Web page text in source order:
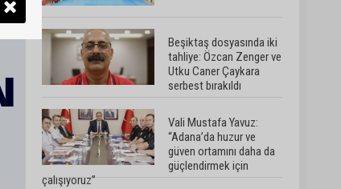
Beşiktaş dosyasında iki
tahliye: Özcan Zenger ve
Utku Caner Çaykara
serbest bırakıldı
Vali Mustafa Yavuz:
“Adana’da huzur ve
güven ortamını daha da
güçlendirmek için
çalışıyoruz”